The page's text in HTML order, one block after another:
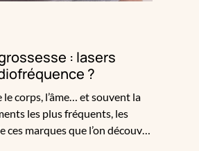
: lasers
?
le corps, l’âme… et souvent la
les plus fréquents, les
marques que l’on découvre